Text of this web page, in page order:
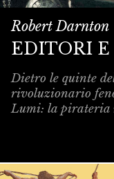
Robert Darnton
EDITORI E
Dietro le quinte
rivoluzionario
Lumi: la pirateria